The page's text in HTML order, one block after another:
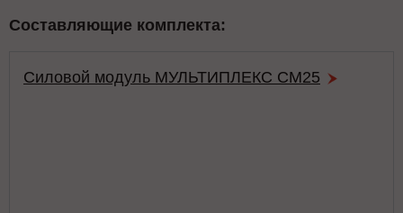
Составляющие комплекта:
Силовой модуль МУЛЬТИПЛЕКС СМ25